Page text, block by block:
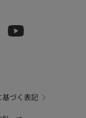
づく表記